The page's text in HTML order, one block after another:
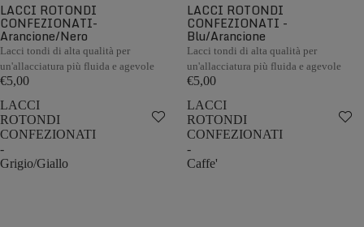
LACCI ROTONDI
CONFEZIONATI-
Arancione/Nero
Lacci tondi di alta qualità per
un'allacciatura più fluida e agevole
€5,00
LACCI ROTONDI
CONFEZIONATI -
Blu/Arancione
Lacci tondi di alta qualità per
un'allacciatura più fluida e agevole
€5,00
LACCI
ROTONDI
CONFEZIONATI
-
Grigio/Giallo
LACCI
ROTONDI
CONFEZIONATI
-
Caffe'